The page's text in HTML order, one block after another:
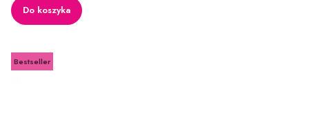
Do koszyka
Bestseller